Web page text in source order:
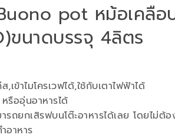
pot หม้อเคลือ
ขนาดบรรจุ 4ลิตร
เข้าไมโครเวฟได้,ใช้กับเตาไฟฟ้าได้
รืออุ่นอาหารได้
ถยกเสิรฟบนโต๊ะอาหารได้เลย โดยไม่ต้
อาหาร